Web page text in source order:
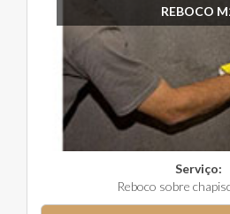
REBOCO
Serviço:
Reboco sobre